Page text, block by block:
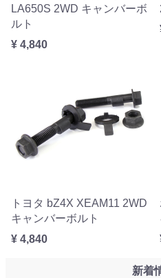
LA650S 2WD キャンバーボ
ルト
¥ 4,840
トヨタ bZ4X XEAM11 2WD
キャンバーボルト
¥ 4,840
新着